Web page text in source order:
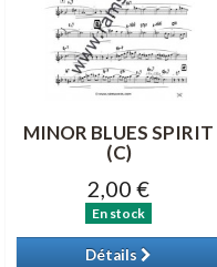
MINOR BLUES SPIRIT
(C)
2,00 €
En stock
Détails